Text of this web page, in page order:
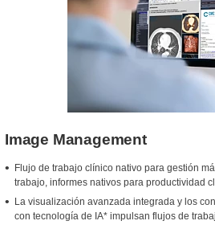
Image Management
Flujo de trabajo clínico nativo para gestión
trabajo, informes nativos para productividad
La visualización avanzada integrada y los
con tecnología de IA* impulsan flujos de